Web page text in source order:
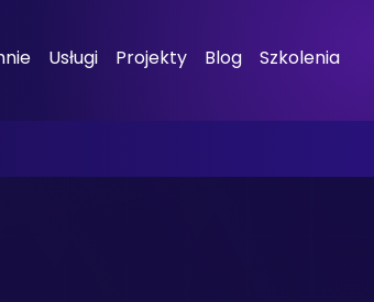
Usługi Projekty Blog Szkolenia